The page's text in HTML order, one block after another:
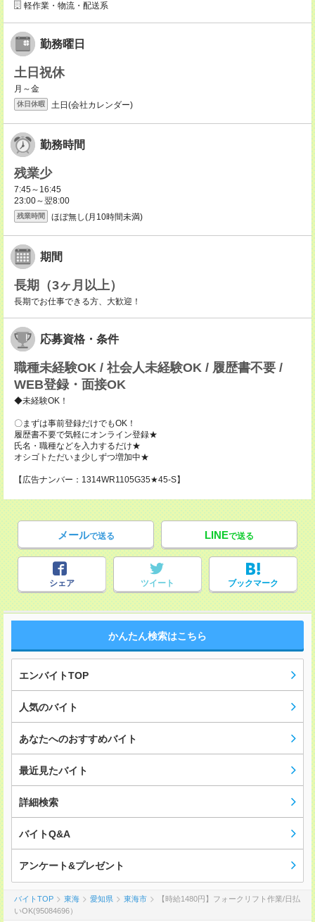
軽作業・物流・配送系
勤務曜日
土日祝休
月～金
休日休暇 土日(会社カレンダー)
勤務時間
残業少
7:45～16:45
23:00～翌8:00
残業時間 ほぼ無し(月10時間未満)
期間
長期（3ヶ月以上）
長期でお仕事できる方、大歓迎！
応募資格・条件
職種未経験OK / 社会人未経験OK / 履歴書不要 /
WEB登録・面接OK
◆未経験OK！
〇まずは事前登録だけでもOK！
履歴書不要で気軽にオンライン登録★
氏名・職種などを入力するだけ★
オシゴトただいま少しずつ増加中★
【広告ナンバー：1314WR1105G35★45-S】
メールで送る LINEで送る
シェア ツイート ブックマーク
かんたん検索はこちら
エンバイトTOP
人気のバイト
あなたへのおすすめバイト
最近見たバイト
詳細検索
バイトQ&A
アンケート&プレゼント
バイトTOP 東海 愛知県 東海市
【時給1480円】フォークリフト作業/日払
いOK(95084696）